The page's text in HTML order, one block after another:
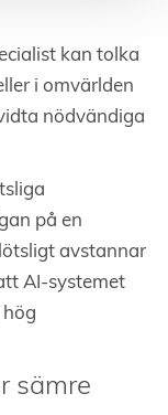
kan tolka
i omvärlden
nödvändiga
på en
avstannar
AI-systemet
sämre